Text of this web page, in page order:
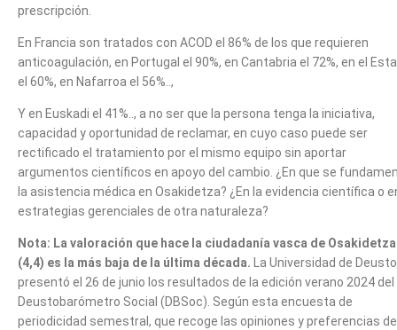
prescripción.
En Francia son tratados con ACOD el 86% de los que requieren
anticoagulación, en Portugal el 90%, en Cantabria el 72%, en el
el 60%, en Nafarroa el 56%..,
Y en Euskadi el 41%.., a no ser que la persona tenga la iniciativa,
capacidad y oportunidad de reclamar, en cuyo caso puede ser
rectificado el tratamiento por el mismo equipo sin aportar
argumentos científicos en apoyo del cambio. ¿En que se
la asistencia médica en Osakidetza? ¿En la evidencia científica o
estrategias gerenciales de otra naturaleza?
Nota: La valoración que hace la ciudadanía vasca de Osakidetza
(4,4) es la más baja de la última década. La Universidad de Deusto
presentó el 26 de junio los resultados de la edición verano 2024 del
Deustobarómetro Social (DBSoc). Según esta encuesta de
periodicidad semestral, que recoge las opiniones y preferencias